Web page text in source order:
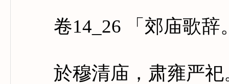
卷14_26 「郊庙歌辞
於穆清庙，肃雍严祀